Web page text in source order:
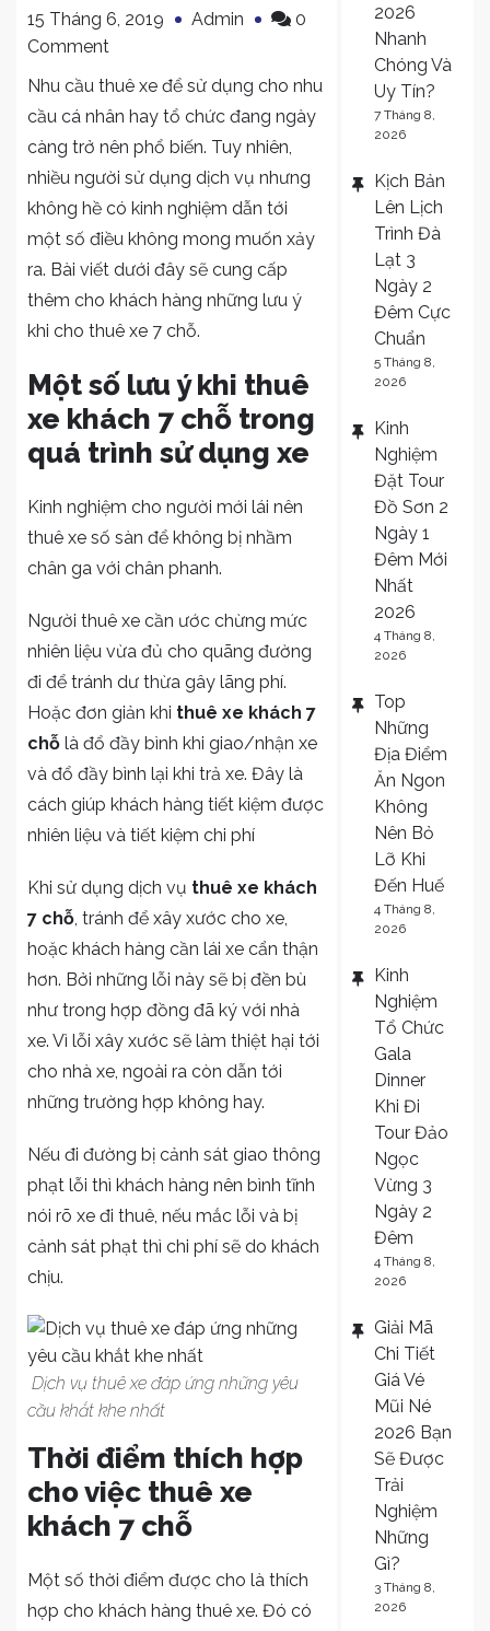
15 Tháng 6, 2019 Admin
0
Commenton
cần
lưu
ý
gì
khi
thuê
xe
khách
chỗ
Nhu cầu thuê xe để sử dụng cho nhu
cầu cá nhân hay tổ chức đang ngày
càng trở nên phổ biến. Tuy nhiên,
nhiều người sử dụng dịch vụ nhưng
không hề có kinh nghiệm dẫn tới
một số điều không mong muốn xảy
ra. Bài viết dưới đây sẽ cung cấp
thêm cho khách hàng những lưu ý
khi cho thuê xe 7 chỗ.
Một số lưu ý khi thuê
xe khách 7 chỗ trong
quá trình sử dụng xe
Kinh nghiệm cho người mới lái nên
thuê xe số sàn để không bị nhầm
chân ga với chân phanh.
Người thuê xe cần ước chừng mức
nhiên liệu vừa đủ cho quãng đường
đi để tránh dư thừa gây lãng phí.
Hoặc đơn giản khi thuê xe khách 7
chỗ là đổ đầy bình khi giao/nhận xe
và đổ đầy bình lại khi trả xe. Đây là
cách giúp khách hàng tiết kiệm được
nhiên liệu và tiết kiệm chi phí
Khi sử dụng dịch vụ thuê xe khách
7 chỗ, tránh để xây xước cho xe,
hoặc khách hàng cần lái xe cẩn thận
hơn. Bởi những lỗi này sẽ bị đền bù
như trong hợp đồng đã ký với nhà
xe. Vì lỗi xây xước sẽ làm thiệt hại tới
cho nhà xe, ngoài ra còn dẫn tới
những trường hợp không hay.
Nếu đi đường bị cảnh sát giao thông
phạt lỗi thì khách hàng nên bình tĩnh
nói rõ xe đi thuê, nếu mắc lỗi và bị
cảnh sát phạt thì chi phí sẽ do khách
chịu.
Dịch vụ thuê xe đáp ứng những yêu
cầu khắt khe nhất
Thời điểm thích hợp
cho việc thuê xe
khách 7 chỗ
Một số thời điểm được cho là thích
hợp cho khách hàng thuê xe. Đó có
2026
Nhanh
Chóng Và
Uy Tín?
7 Tháng 8,
2026
Kịch Bản
Lên Lịch
Trình Đà
Lạt 3
Ngày 2
Đêm Cực
Chuẩn
5 Tháng 8,
2026
Kinh
Nghiệm
Đặt Tour
Đồ Sơn 2
Ngày 1
Đêm Mới
Nhất
2026
4 Tháng 8,
2026
Top
Những
Địa Điểm
Ăn Ngon
Không
Nên Bỏ
Lỡ Khi
Đến Huế
4 Tháng 8,
2026
Kinh
Nghiệm
Tổ Chức
Gala
Dinner
Khi Đi
Tour Đảo
Ngọc
Vừng 3
Ngày 2
Đêm
4 Tháng 8,
2026
Giải Mã
Chi Tiết
Giá Vé
Mũi Né
2026 Bạn
Sẽ Được
Trải
Nghiệm
Những
Gì?
3 Tháng 8,
2026